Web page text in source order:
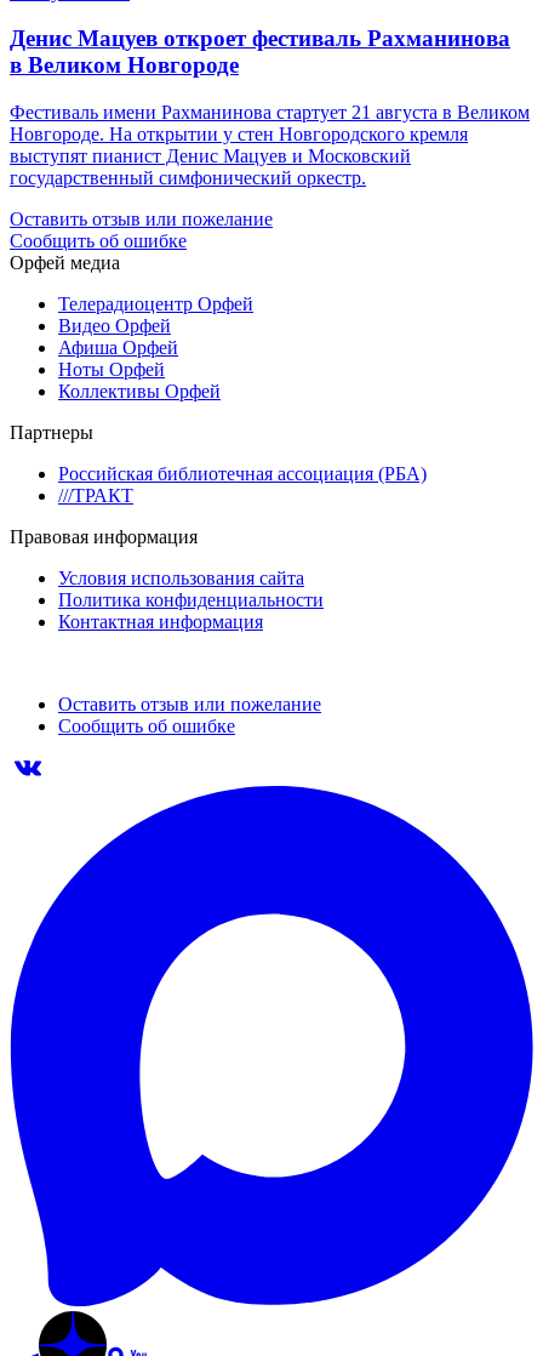
Денис Мацуев откроет фестиваль Рахманинова
в Великом Новгороде
Фестиваль имени Рахманинова стартует 21 августа в Великом
Новгороде. На открытии у стен Новгородского кремля
выступят пианист Денис Мацуев и Московский
государственный симфонический оркестр.
Оставить отзыв или пожелание
Сообщить об ошибке
Орфей медиа
Телерадиоцентр Орфей
Видео Орфей
Афиша Орфей
Ноты Орфей
Коллективы Орфей
Партнеры
Российская библиотечная ассоциация (РБА)
///ТРАКТ
Правовая информация
Условия использования сайта
Политика конфиденциальности
Контактная информация
Оставить отзыв или пожелание
Сообщить об ошибке